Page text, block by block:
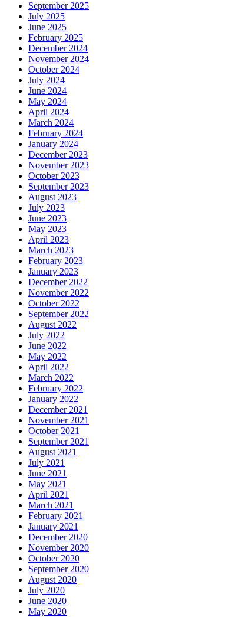
September 2025
July 2025
June 2025
February 2025
December 2024
November 2024
October 2024
July 2024
June 2024
May 2024
April 2024
March 2024
February 2024
January 2024
December 2023
November 2023
October 2023
September 2023
August 2023
July 2023
June 2023
May 2023
April 2023
March 2023
February 2023
January 2023
December 2022
November 2022
October 2022
September 2022
August 2022
July 2022
June 2022
May 2022
April 2022
March 2022
February 2022
January 2022
December 2021
November 2021
October 2021
September 2021
August 2021
July 2021
June 2021
May 2021
April 2021
March 2021
February 2021
January 2021
December 2020
November 2020
October 2020
September 2020
August 2020
July 2020
June 2020
May 2020